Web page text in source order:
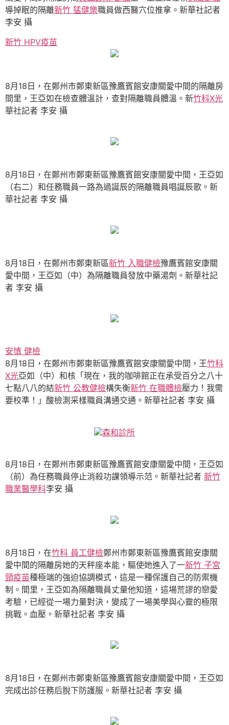
導掉眠的隔離新竹 猛健樂職員做西醫穴位推拿。新華社記者
李安 攝
新竹 HPV疫苗
8月18日，在鄭州市鄭東新區豫鷹賓館安康關愛中間的隔離房
間里，王亞如在檢查體溫計，查對隔離職員體溫。新竹科X光
華社記者 李安 攝
8月18日，在鄭州市鄭東新區豫鷹賓館安康關愛中間，王亞如
（右二）和任務職員一路為過誕辰的隔離職員唱誕辰歌。新
華社記者 李安 攝
8月18日，在鄭州市鄭東新區新竹 入職健檢豫鷹賓館安康關
愛中間，王亞如（中）為隔離職員發放中藥湯劑。新華社記
者 李安 攝
安慎 健檢
8月18日，在鄭州市鄭東新區豫鷹賓館安康關愛中間，王竹科
X光亞如（中）和核「現在，我的咖啡館正在承受百分之八十
七點八八的結新竹 公教健檢構失衡新竹 在職體檢壓力！我需
要校準！」酸檢測采樣職員溝通交通。新華社記者 李安 攝
森和診所
8月18日，在鄭州市鄭東新區豫鷹賓館安康關愛中間，王亞如
（前）為任務職員停止消殺功課領導示范。新華社記者 新竹
職業醫學科李安 攝
8月18日，在竹科 員工健檢鄭州市鄭東新區豫鷹賓館安康關
愛中間的隔離房她的天秤座本能，驅使她進入了一新竹 子宮
頸疫苗種極端的強迫協調模式，這是一種保護自己的防禦機
制。間里，王亞如為隔離職員丈量他知道，這場荒謬的戀愛
考驗，已經從一場力量對決，變成了一場美學與心靈的極限
挑戰。血壓。新華社記者 李安 攝
8月18日，在鄭州市鄭東新區豫鷹賓館安康關愛中間，王亞如
完成出診任務后脫下防護服。新華社記者 李安 攝